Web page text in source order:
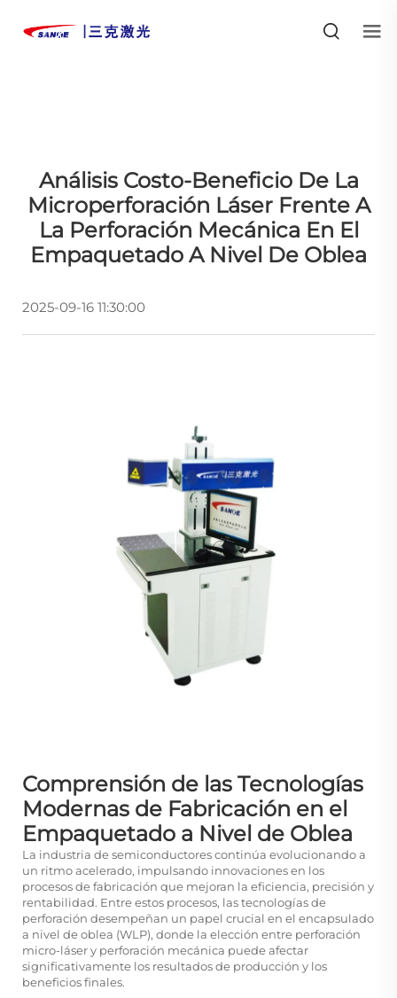
Análisis Costo-Beneficio De La
Microperforación Láser Frente A
La Perforación Mecánica En El
Empaquetado A Nivel De Oblea
2025-09-16 11:30:00
Comprensión de las Tecnologías
Modernas de Fabricación en el
Empaquetado a Nivel de Oblea
La industria de semiconductores continúa evolucionando a
un ritmo acelerado, impulsando innovaciones en los
procesos de fabricación que mejoran la eficiencia, precisión y
rentabilidad. Entre estos procesos, las tecnologías de
perforación desempeñan un papel crucial en el encapsulado
a nivel de oblea (WLP), donde la elección entre perforación
micro-láser y perforación mecánica puede afectar
significativamente los resultados de producción y los
beneficios finales.